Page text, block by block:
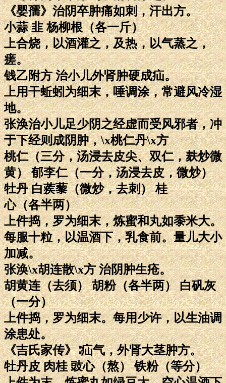
《婴孺》治阴卒肿痛如刺，汗出方。
小蒜 韭 杨柳根（各一斤）
上合烧，以酒灌之，及热，以气蒸之，
瘥。
钱乙附方 治小儿外肾肿硬成疝。
上用干蚯蚓为细末，唾调涂，常避风冷湿
地。
张涣治小儿足少阴之经虚而受风邪者，冲
于下经则成阴肿，\x桃仁丹\x方
桃仁（三分，汤浸去皮尖、双仁，麸炒微
黄） 郁李仁（一分，汤浸去皮，微炒）
牡丹 白蒺藜（微炒，去刺） 桂
心（各半两）
上件捣，罗为细末，炼蜜和丸如黍米大。
每服十粒，以温酒下，乳食前。量儿大小
加减。
张涣\x胡连散\x方 治阴肿生疮。
胡黄连（去须） 胡粉（各半两） 白矾灰
（一分）
上件捣，罗为细末。每用少许，以生油调
涂患处。
《吉氏家传》∶疝气，外肾大茎肿方。
牡丹皮 肉桂 豉心（熬） 铁粉（等分）